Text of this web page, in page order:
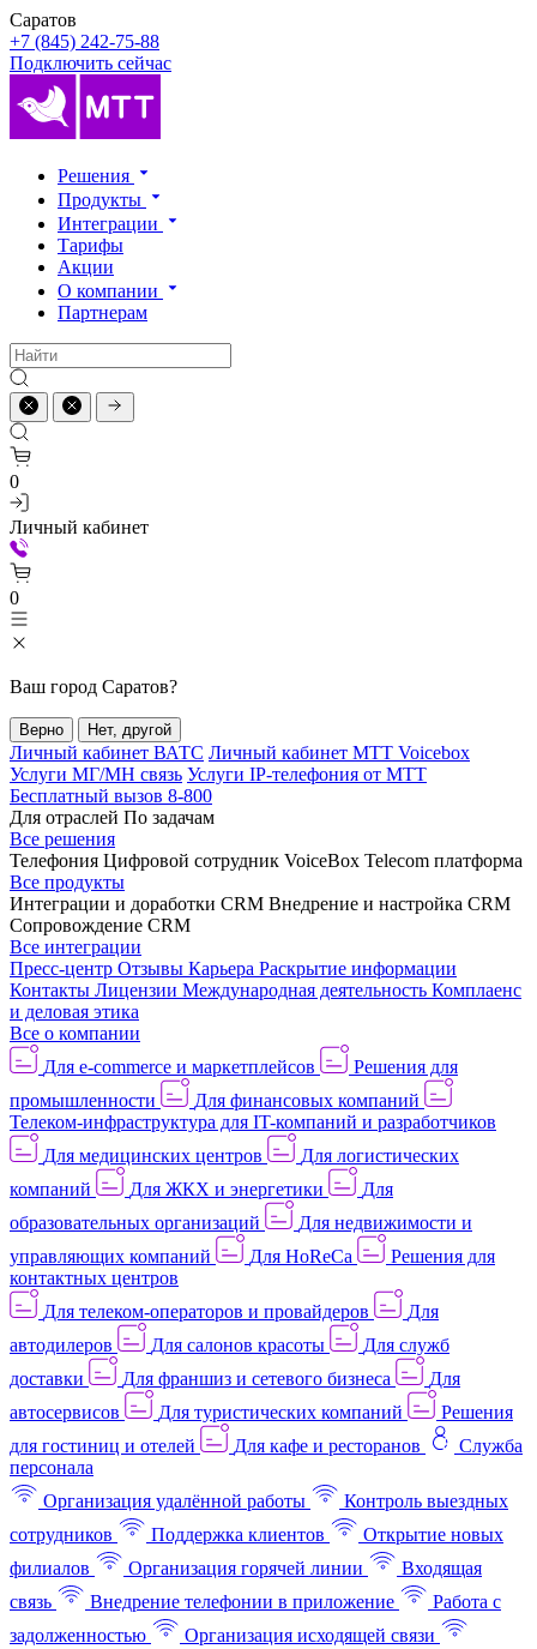
Саратов
+7 (845) 242-75-88
Подключить сейчас
Решения
Продукты
Интеграции
Тарифы
Акции
О компании
Партнерам
0
Личный кабинет
0
Ваш город Саратов?
Верно Нет, другой
Личный кабинет ВАТС Личный кабинет МТТ Voicebox
Услуги МГ/МН связь Услуги IP-телефония от МТТ
Бесплатный вызов 8-800
Для отраслей По задачам
Все решения
Телефония Цифровой сотрудник VoiceBox Telecom платформа
Все продукты
Интеграции и доработки CRM Внедрение и настройка CRM
Сопровождение CRM
Все интеграции
Пресс-центр Отзывы Карьера Раскрытие информации
Контакты Лицензии Международная деятельность Комплаенс
и деловая этика
Все о компании
Для e-commerce и маркетплейсов
Решения для
промышленности
Для финансовых компаний
Телеком-инфраструктура для IT-компаний и разработчиков
Для медицинских центров
Для логистических
компаний
Для ЖКХ и энергетики
Для
образовательных организаций
Для недвижимости и
управляющих компаний
Для HoReCa
Решения для
контактных центров
Для телеком-операторов и провайдеров
Для
автодилеров
Для салонов красоты
Для служб
доставки
Для франшиз и сетевого бизнеса
Для
автосервисов
Для туристических компаний
Решения
для гостиниц и отелей
Для кафе и ресторанов
Служба
персонала
Организация удалённой работы
Контроль выездных
сотрудников
Поддержка клиентов
Открытие новых
филиалов
Организация горячей линии
Входящая
связь
Внедрение телефонии в приложение
Работа с
задолженностью
Организация исходящей связи